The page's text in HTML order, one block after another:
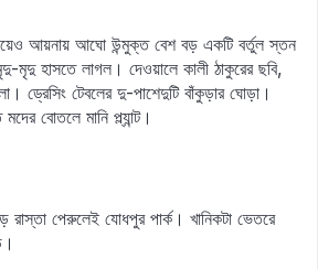
আয়নায় আঘো উন্মুক্ত বেশ বড় একটি বর্তুল স্তন
মৃদু হাসতে লাগল। দেওয়ালে কালী ঠাকুরের ছবি,
ড্রেসিং টেবলের দু-পাশেদুটি বাঁকুড়ার ঘোড়া।
বোতলে মানি প্ল্যান্ট।
রাস্তা পেরুলেই যোধপুর পার্ক। খানিকটা ভেতরে